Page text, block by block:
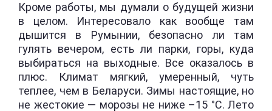
Кроме работы, мы думали о будущей жизни
в целом. Интересовало как вообще там
дышится в Румынии, безопасно ли там
гулять вечером, есть ли парки, горы, куда
выбираться на выходные. Все оказалось в
плюс. Климат мягкий, умеренный, чуть
теплее, чем в Беларуси. Зимы настоящие, но
не жестокие — морозы не ниже –15 °C. Лето